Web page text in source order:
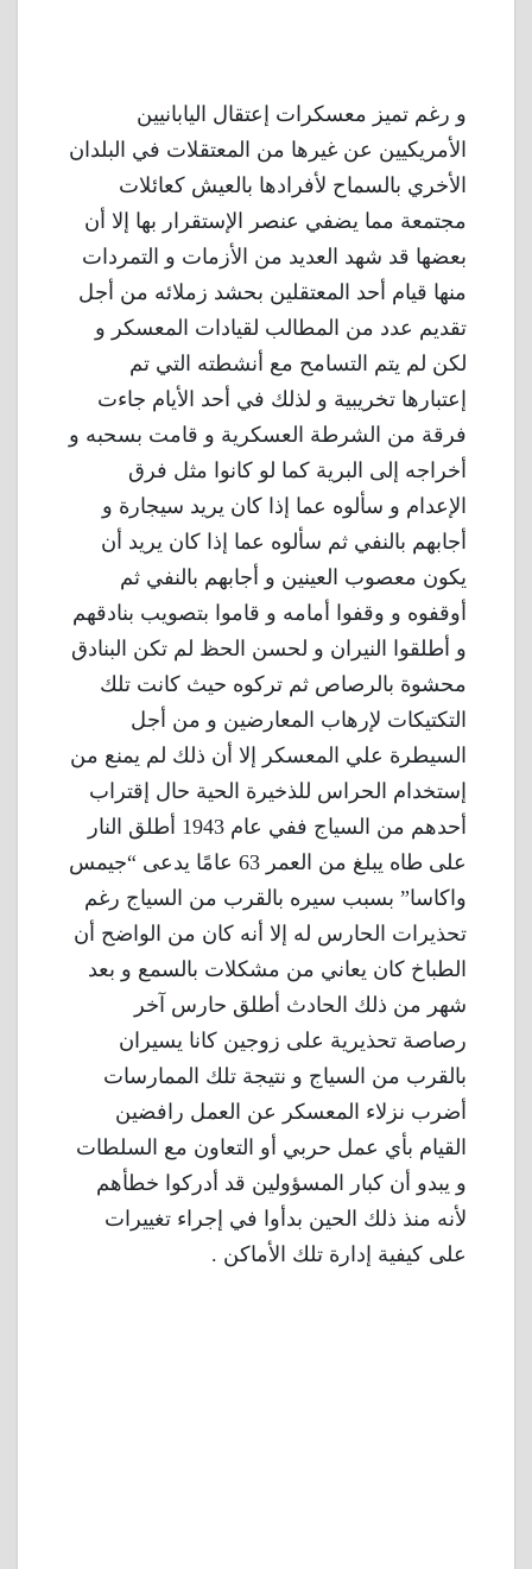
و رغم تميز معسكرات إعتقال اليابانيين
الأمريكيين عن غيرها من المعتقلات في البلدان
الأخري بالسماح لأفرادها بالعيش كعائلات
مجتمعة مما يضفي عنصر الإستقرار بها إلا أن
بعضها قد شهد العديد من الأزمات و التمردات
منها قيام أحد المعتقلين بحشد زملائه من أجل
تقديم عدد من المطالب لقيادات المعسكر و
لكن لم يتم التسامح مع أنشطته التي تم
إعتبارها تخريبية و لذلك في أحد الأيام جاءت
فرقة من الشرطة العسكرية و قامت بسحبه و
أخراجه إلى البرية كما لو كانوا مثل فرق
الإعدام و سألوه عما إذا كان يريد سيجارة و
أجابهم بالنفي ثم سألوه عما إذا كان يريد أن
يكون معصوب العينين و أجابهم بالنفي ثم
أوقفوه و وقفوا أمامه و قاموا بتصويب بنادقهم
و أطلقوا النيران و لحسن الحظ لم تكن البنادق
محشوة بالرصاص ثم تركوه حيث كانت تلك
التكتيكات لإرهاب المعارضين و من أجل
السيطرة علي المعسكر إلا أن ذلك لم يمنع من
إستخدام الحراس للذخيرة الحية حال إقتراب
أحدهم من السياج ففي عام 1943 أطلق النار
على طاه يبلغ من العمر 63 عامًا يدعى “جيمس
واكاسا” بسبب سيره بالقرب من السياج رغم
تحذيرات الحارس له إلا أنه كان من الواضح أن
الطباخ كان يعاني من مشكلات بالسمع و بعد
شهر من ذلك الحادث أطلق حارس آخر
رصاصة تحذيرية على زوجين كانا يسيران
بالقرب من السياج و نتيجة تلك الممارسات
أضرب نزلاء المعسكر عن العمل رافضين
القيام بأي عمل حربي أو التعاون مع السلطات
و يبدو أن كبار المسؤولين قد أدركوا خطأهم
لأنه منذ ذلك الحين بدأوا في إجراء تغييرات
على كيفية إدارة تلك الأماكن .